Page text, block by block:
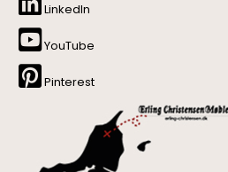
LinkedIn
YouTube
Pinterest